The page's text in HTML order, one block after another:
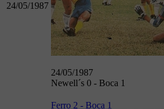
24/05/1987
24/05/1987
Newell´s 0 - Boca 1
Ferro 2 - Boca 1